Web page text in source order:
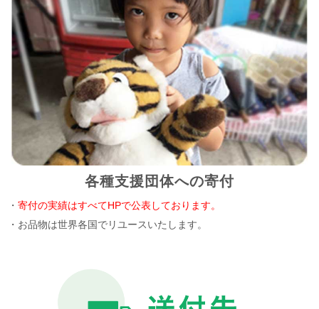
各種支援団体への寄付
・寄付の実績はすべてHPで公表しております。
・お品物は世界各国でリユースいたします。